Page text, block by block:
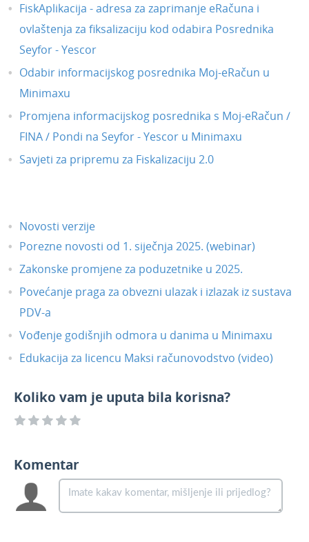
FiskAplikacija - adresa za zaprimanje eRačuna i
ovlaštenja za fiksalizaciju kod odabira Posrednika
Seyfor - Yescor
Odabir informacijskog posrednika Moj-eRačun u
Minimaxu
Promjena informacijskog posrednika s Moj-eRačun /
FINA / Pondi na Seyfor - Yescor u Minimaxu
Savjeti za pripremu za Fiskalizaciju 2.0
Novosti verzije
Porezne novosti od 1. siječnja 2025. (webinar)
Zakonske promjene za poduzetnike u 2025.
Povećanje praga za obvezni ulazak i izlazak iz sustava
PDV-a
Vođenje godišnjih odmora u danima u Minimaxu
Edukacija za licencu Maksi računovodstvo (video)
Koliko vam je uputa bila korisna?
Komentar